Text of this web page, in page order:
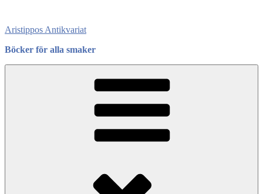
content
Aristippos Antikvariat
Böcker för alla smaker